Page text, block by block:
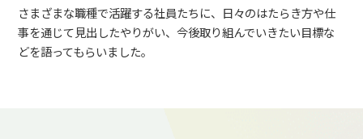
さまざまな職種で活躍する社員たちに、日々のはたらき方や仕
事を通じて見出したやりがい、今後取り組んでいきたい目標な
どを語ってもらいました。